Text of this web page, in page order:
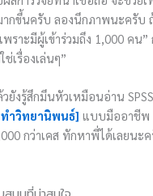
กขึ้นครับ ลองนึกภาพนะครับ ถ้
ราะมีผู้เข้าร่วมถึง 1,000 คน”
เรื่องเล่นๆ”
ยังรู้สึกมึนหัวเหมือนอ่าน
ำวิทยานิพนธ์] แบบมืออาชีพ
กว่าเคส ทักหาพี่ได้เลยนะ